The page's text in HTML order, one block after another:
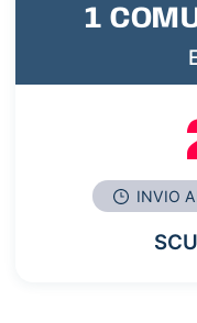
1
INVIO